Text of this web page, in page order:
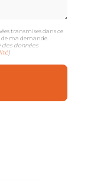
transmises dans ce
ma demande.
des données
)